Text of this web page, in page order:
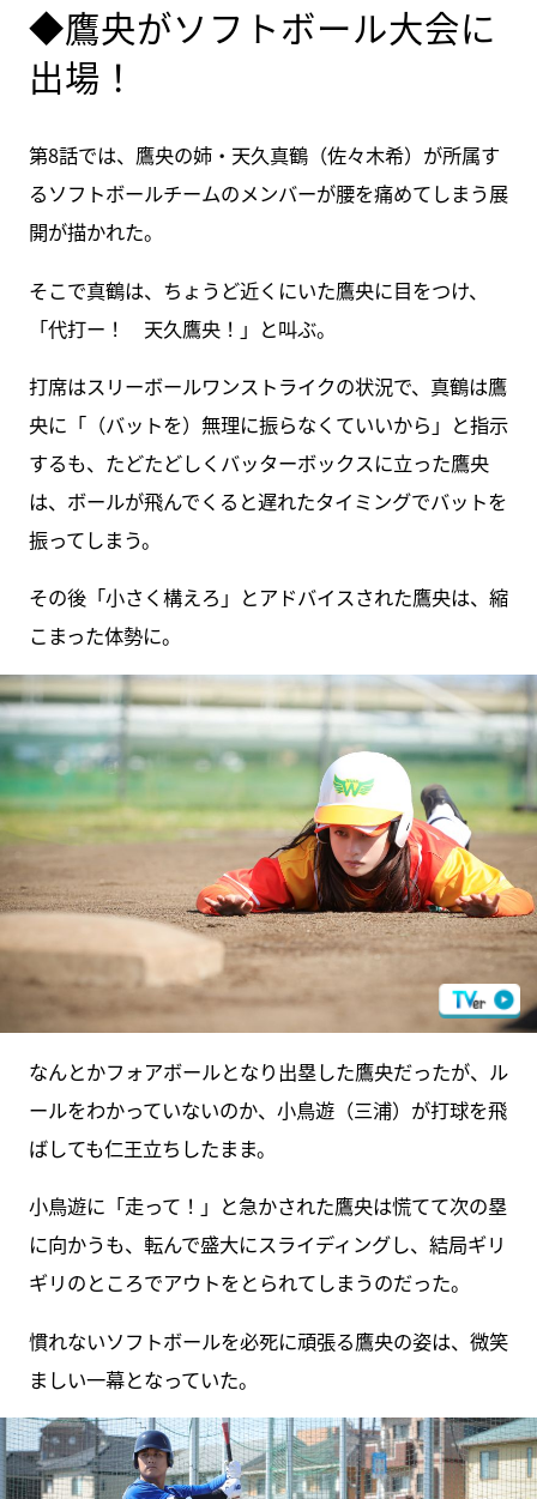
◆鷹央がソフトボール大会に
出場！
第8話では、鷹央の姉・天久真鶴（佐々木希）が所属す
るソフトボールチームのメンバーが腰を痛めてしまう展
開が描かれた。
そこで真鶴は、ちょうど近くにいた鷹央に目をつけ、
「代打ー！ 天久鷹央！」と叫ぶ。
打席はスリーボールワンストライクの状況で、真鶴は鷹
央に「（バットを）無理に振らなくていいから」と指示
するも、たどたどしくバッターボックスに立った鷹央
は、ボールが飛んでくると遅れたタイミングでバットを
振ってしまう。
その後「小さく構えろ」とアドバイスされた鷹央は、縮
こまった体勢に。
なんとかフォアボールとなり出塁した鷹央だったが、ル
ールをわかっていないのか、小鳥遊（三浦）が打球を飛
ばしても仁王立ちしたまま。
小鳥遊に「走って！」と急かされた鷹央は慌てて次の塁
に向かうも、転んで盛大にスライディングし、結局ギリ
ギリのところでアウトをとられてしまうのだった。
慣れないソフトボールを必死に頑張る鷹央の姿は、微笑
ましい一幕となっていた。